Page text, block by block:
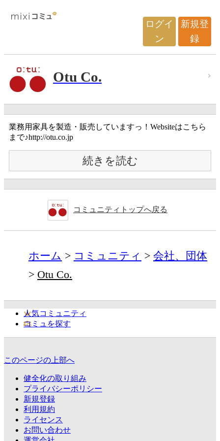
ログイ
ン
新規登
録
Otu Co.
業務用家具を製造・販売していますっ！Websiteはこちら
まで♪http://otu.co.jp
続きを読む
コミュニティトップへ戻る
ホーム コミュニティ
会社、団体
Otu Co.
人気コミュニティ
コミュを探す
このページの上部へ
健全化の取り組み
プライバシーポリシー
新規登録
利用規約
ライセンス
お問い合わせ